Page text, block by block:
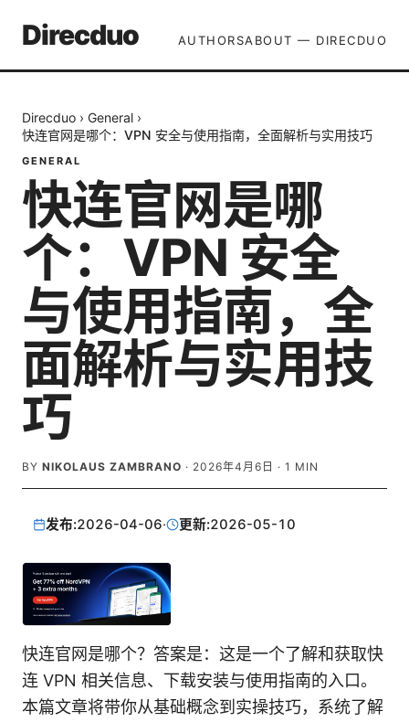
Direcduo AUTHORSABOUT — DIRECDUO
Direcduo › General ›
快连官网是哪个：VPN 安全与使用指南，全面解析与实用技巧
GENERAL
快连官网是哪
个：VPN 安全
与使用指南，全
面解析与实用技
巧
BY NIKOLAUS ZAMBRANO · 2026年4月6日 · 1 MIN
发布:2026-04-06· 更新:2026-05-10
快连官网是哪个？答案是：这是一个了解和获取快
连 VPN 相关信息、下载安装与使用指南的入口。
本篇文章将带你从基础概念到实操技巧，系统了解